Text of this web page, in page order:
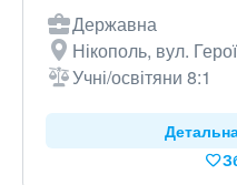
Державна
Нікополь, вул.
Учні/освітяни 8:1